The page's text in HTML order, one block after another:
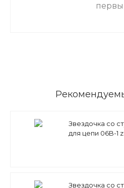
Звездочка со
для цепи 06B-1
Звездочка со